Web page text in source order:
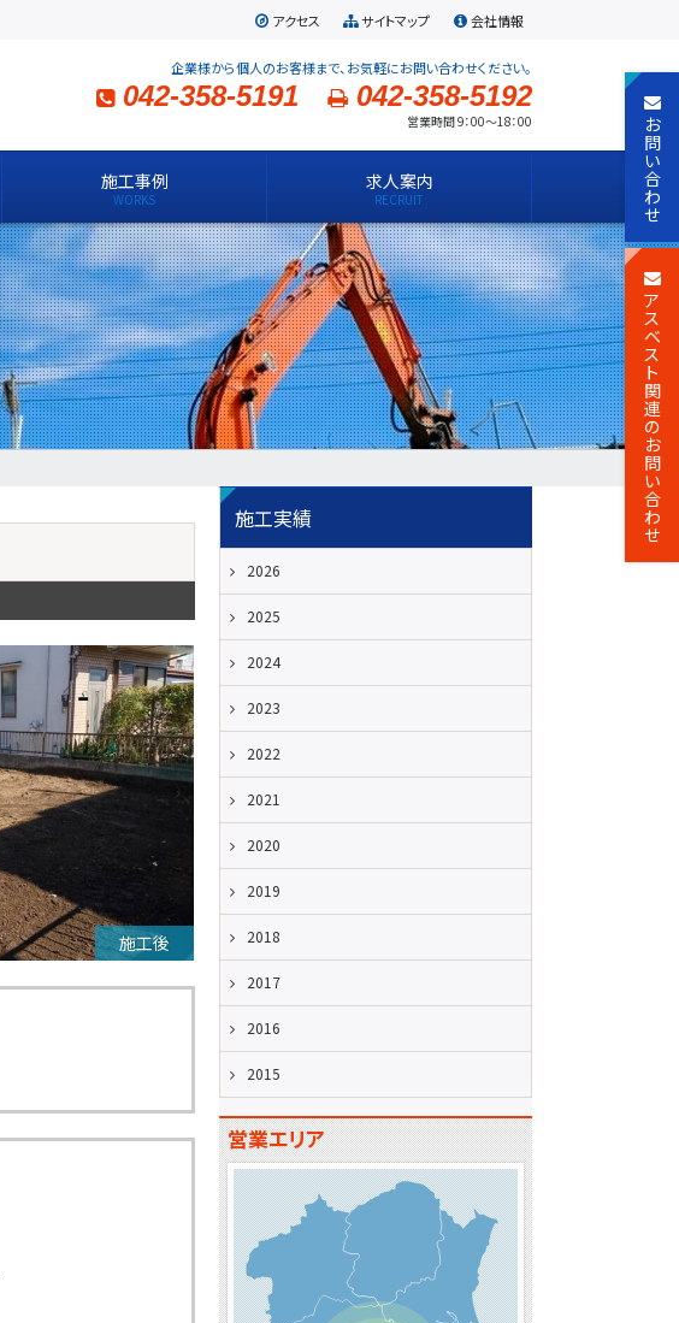
アクセス サイトマップ 会社情報
企業様から個人のお客様まで、お気軽にお問い合わせください。
042-358-5191 042-358-5192
営業時間 9：00～18：00
施工事例 求人案内
施工後
施工実績
2026
2025
2024
2023
2022
2021
2020
2019
2018
2017
2016
2015
営業エリア
お
問
い
合
わ
せ
ア
ス
ベ
ス
ト
関
連
の
お
問
い
合
わ
せ